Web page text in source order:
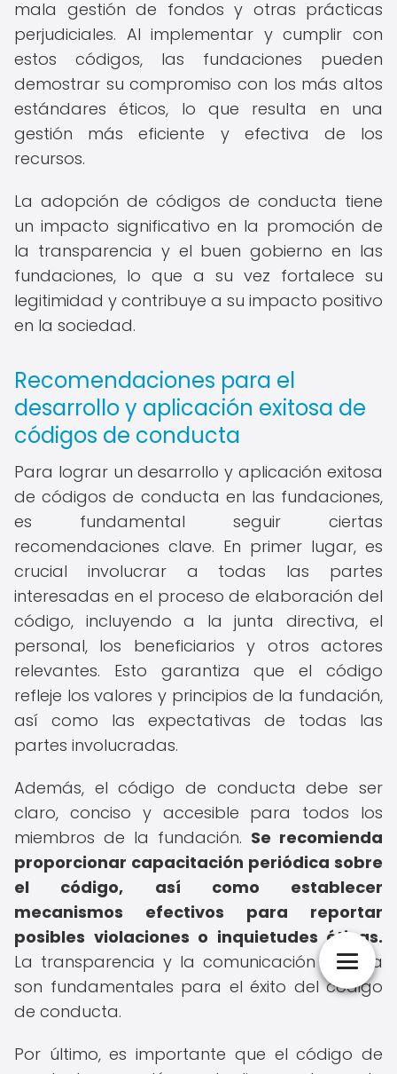
mala gestión de fondos y otras prácticas
perjudiciales. Al implementar y cumplir con
estos códigos, las fundaciones pueden
demostrar su compromiso con los más altos
estándares éticos, lo que resulta en una
gestión más eficiente y efectiva de los
recursos.
La adopción de códigos de conducta tiene
un impacto significativo en la promoción de
la transparencia y el buen gobierno en las
fundaciones, lo que a su vez fortalece su
legitimidad y contribuye a su impacto positivo
en la sociedad.
Recomendaciones para el
desarrollo y aplicación exitosa de
códigos de conducta
Para lograr un desarrollo y aplicación exitosa
de códigos de conducta en las fundaciones,
es fundamental seguir ciertas
recomendaciones clave. En primer lugar, es
crucial involucrar a todas las partes
interesadas en el proceso de elaboración del
código, incluyendo a la junta directiva, el
personal, los beneficiarios y otros actores
relevantes. Esto garantiza que el código
refleje los valores y principios de la fundación,
así como las expectativas de todas las
partes involucradas.
Además, el código de conducta debe ser
claro, conciso y accesible para todos los
miembros de la fundación. Se recomienda
proporcionar capacitación periódica sobre
el código, así como establecer
mecanismos efectivos para reportar
posibles violaciones o inquietudes éticas.
La transparencia y la comunicación abierta
son fundamentales para el éxito del código
de conducta.
Por último, es importante que el código de